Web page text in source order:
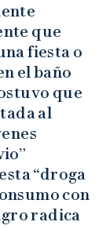
que
fiesta o
el baño
que
al
“droga
con
radica